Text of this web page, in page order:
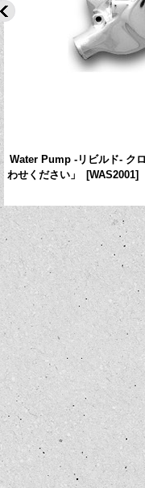
Water Pump -リビルド- ク
わせください」
[WAS2001]